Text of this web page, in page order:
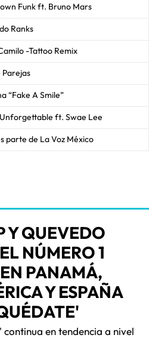
Funk ft. Bruno Mars
Ranks
-Tattoo Remix
Parejas
“Fake A Smile”
ft. Swae Lee
parte de La Voz México
Y QUEVEDO
NÚMERO 1
PANAMÁ,
Y ESPAÑA
continua en tendencia a nivel